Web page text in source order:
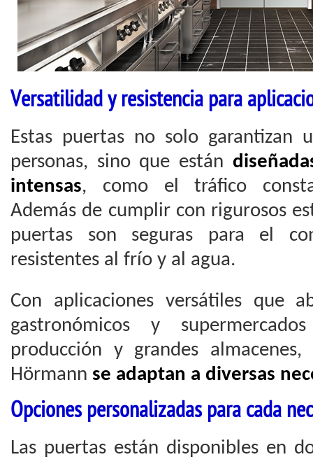
Versatilidad y resistencia para
Estas puertas no solo garantizan
personas, sino que están
intensas, como el tráfico
Además de cumplir con rigurosos
puertas son seguras para el
resistentes al frío y al agua.
Con aplicaciones versátiles que
gastronómicos y
producción y grandes
Hörmann se adaptan a diversas
Opciones personalizadas para cada
Las puertas están disponibles en